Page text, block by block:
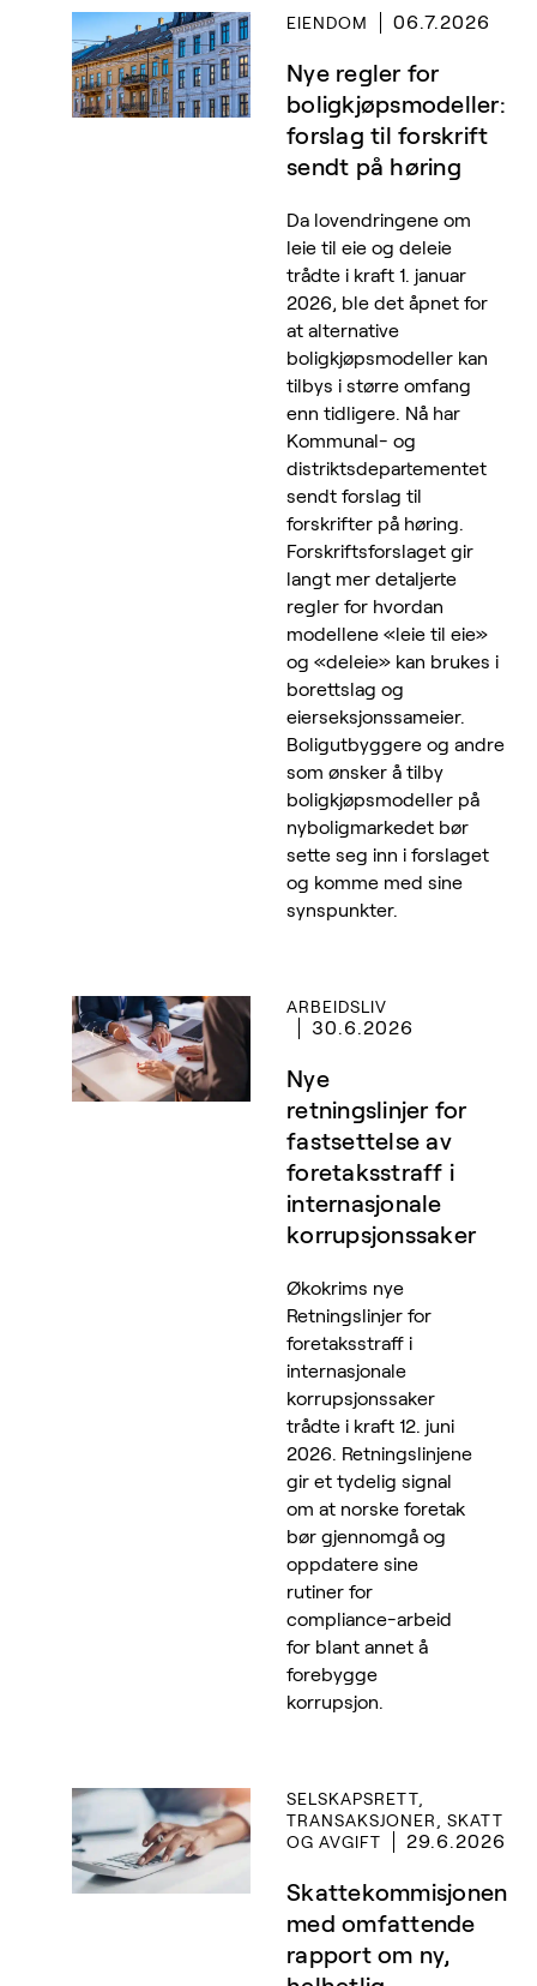
EIENDOM 06.7.2026
Nye regler for
boligkjøpsmodeller:
forslag til forskrift
sendt på høring
Da lovendringene om
leie til eie og deleie
trådte i kraft 1. januar
2026, ble det åpnet for
at alternative
boligkjøpsmodeller kan
tilbys i større omfang
enn tidligere. Nå har
Kommunal- og
distriktsdepartementet
sendt forslag til
forskrifter på høring.
Forskriftsforslaget gir
langt mer detaljerte
regler for hvordan
modellene «leie til eie»
og «deleie» kan brukes i
borettslag og
eierseksjonssameier.
Boligutbyggere og andre
som ønsker å tilby
boligkjøpsmodeller på
nyboligmarkedet bør
sette seg inn i forslaget
og komme med sine
synspunkter.
ARBEIDSLIV
30.6.2026
Nye
retningslinjer for
fastsettelse av
foretaksstraff i
internasjonale
korrupsjonssaker
Økokrims nye
Retningslinjer for
foretaksstraff i
internasjonale
korrupsjonssaker
trådte i kraft 12. juni
2026. Retningslinjene
gir et tydelig signal
om at norske foretak
bør gjennomgå og
oppdatere sine
rutiner for
compliance-arbeid
for blant annet å
forebygge
korrupsjon.
SELSKAPSRETT,
TRANSAKSJONER, SKATT
OG AVGIFT
29.6.2026
Skattekommisjonen
med omfattende
rapport om ny,